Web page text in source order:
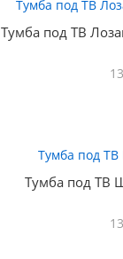
Тумба под ТВ
Тумба под ТВ